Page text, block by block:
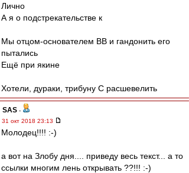
Лично
А я о подстрекательстве к
Мы отцом-основателем ВВ и гандонить его
пытались
Ещё при якине
Хотели, дураки, трибуну С расшевелить
SAS -
31 окт 2018 23:13
Молодец!!!! :-)
а вот на Злобу дня.... приведу весь текст... а то
ссылки многим лень открывать ??!!! :-)